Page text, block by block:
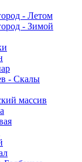
- Летом
- Зимой
- Скалы
массив